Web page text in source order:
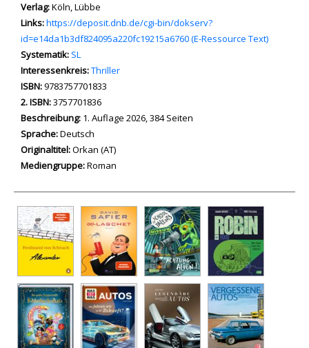
Verlag:Köln, Lübbe
opens in new tab
Links:Diesen Link in neuem Tab öffnen
https://deposit.dnb.de/cgi-bin/dokserv?
id=e14da1b3df824095a220fc19215a6760 (E-Ressource Text)
Systematik: Suche nach dieser Systematik
SL
Interessenkreis:Suche nach diesem Interessenskreis
Thriller
ISBN:9783757701833
2. ISBN:3757701836
Beschreibung: 1. Auflage 2026, 384 Seiten
Suche nach dieser Beteiligten Person
Sprache:Deutsch
Originaltitel:Orkan (AT)
Mediengruppe:Roman